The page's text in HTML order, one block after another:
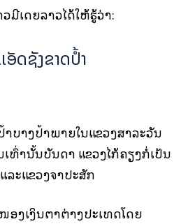
ມີເດຍລາວໄດ້ໃຫ້ຮູ້ວ່າ:
ອັດຊັງຂາດປໍ້າ
ບາງປໍ້າພາຍໃນແຂວງສາລະວັນ
ທົ່ານັ້ນບັນດາ ແຂວງໄກ້ຄຽງກໍ່ເປັນ
ລະແຂວງຈຳປະສັກ
ງເງິນຕາຕ່າງປະເທດໂດຍ